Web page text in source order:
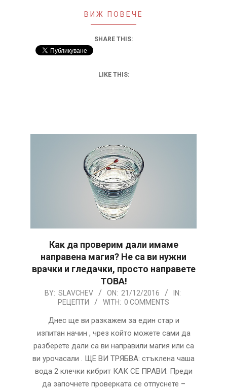
ВИЖ ПОВЕЧЕ
SHARE THIS:
LIKE THIS:
Как да проверим дали имаме
направена магия? Не са ви нужни
врачки и гледачки, просто направете
ТОВА!
2016-BY: SLAVCHEV ON: 21/12/2016
IN:
РЕЦЕПТИ
WITH: 0 COMMENTS
Днес ще ви разкажем за един стар и
изпитан начин , чрез който можете сами да
разберете дали са ви направили магия или са
ви урочасали . ЩЕ ВИ ТРЯБВА: стъклена чаша
вода 2 клечки кибрит КАК СЕ ПРАВИ: Преди
да започнете проверката се отпуснете –